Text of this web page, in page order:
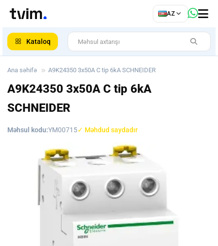
AZ
Kataloq
Ana səhifə A9K24350 3x50A C tip 6kA SCHNEIDER
A9K24350 3x50A C tip 6kA
SCHNEIDER
Məhsul kodu:YM00715✓ Məhdud saydadır